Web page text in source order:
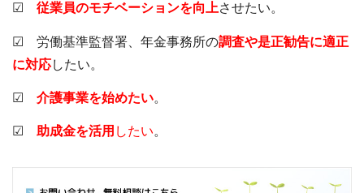
☑ 従業員のモチベーションを向上させたい。
☑ 労働基準監督署、年金事務所の調査や是正勧告に適正
に対応したい。
☑ 介護事業を始めたい。
☑ 助成金を活用 したい。